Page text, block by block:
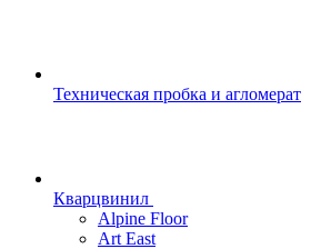
Техническая пробка и агломерат
Кварцвинил
Alpine Floor
Art East